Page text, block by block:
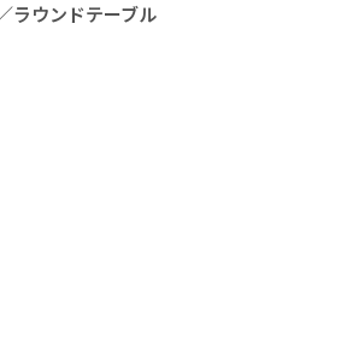
ラウンドテーブル